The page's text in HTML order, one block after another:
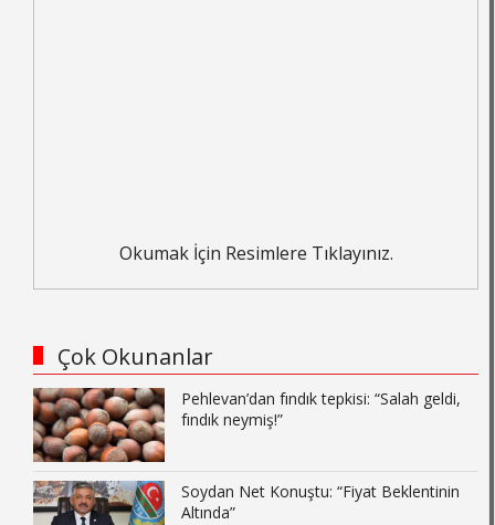
Okumak İçin Resimlere Tıklayınız.
Çok Okunanlar
Pehlevan’dan fındık tepkisi: “Salah geldi,
fındık neymiş!”
Soydan Net Konuştu: “Fiyat Beklentinin
Altında”